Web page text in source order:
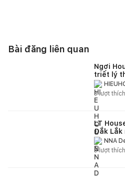
Bài đăng liên quan
Ngơi
triết lý
3lượt thích
LT
Đắk Lắk
và hệ
nhiên
NNA
3lượt thích